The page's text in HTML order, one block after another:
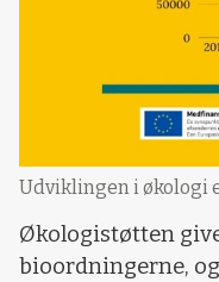
Udviklingen i økologi
Økologistøtten
bioordningerne,